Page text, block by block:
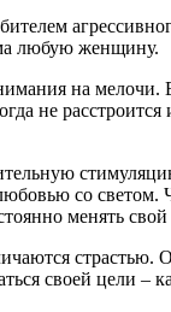
любую женщину.
на мелочи.
не
со светом.
менять свой
страстью.
своей цели –